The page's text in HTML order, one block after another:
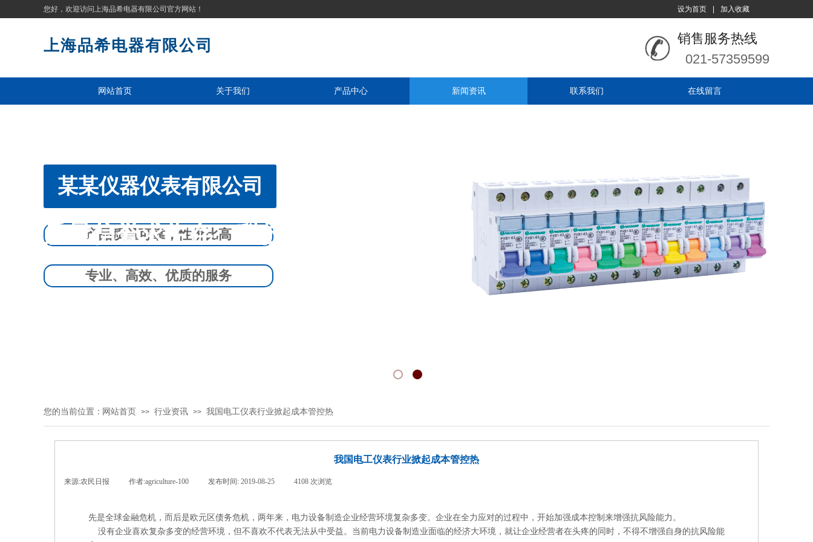
您好，欢迎访问上海品希电器有限公司官方网站！ 设为首页 加入收藏
销售服务热线
上海品希电器有限公司
021-57359599
网站首页 关于我们 产品中心 新闻资讯 联系我们 在线留言
某某仪器仪表有限公司
质量信誉求生存、科技创新求发展
产品质量可靠，性价比高
专业、高效、优质的服务
网站首页 >> 行业资讯 >> 我国电工仪表行业掀起成本管控热
您的当前位置：
我国电工仪表行业掀起成本管控热
来源:农民日报 作者:agriculture-100 发布时间: 2019-08-25 4108 次浏览
先是全球金融危机，而后是欧元区债务危机，两年来，电力设备制造企业经营环境复杂多变。企业在全力应对的过程中，开始加强成本控制来增强抗风险能力。
没有企业喜欢复杂多变的经营环境，但不喜欢不代表无法从中受益。当前电力设备制造业面临的经济大环境，就让企业经营者在头疼的同时，不得不增强自身的抗风险能